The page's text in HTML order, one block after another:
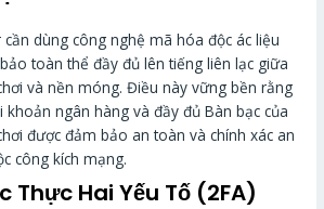
dùng công nghệ mã hóa độc ác liệu
toàn thể đầy đủ lên tiếng liên lạc giữa
và nền móng. Điều này vững bền rằng
khoản ngân hàng và đầy đủ Bàn bạc của
được đảm bảo an toàn và chính xác an
công kích mạng.
Thực Hai Yếu Tố (2FA)